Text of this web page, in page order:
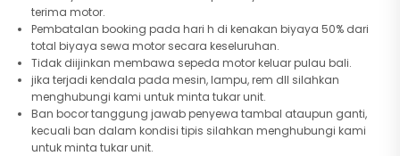
terima motor.
Pembatalan booking pada hari h di kenakan biyaya 50% dari
total biyaya sewa motor secara keseluruhan.
Tidak diijinkan membawa sepeda motor keluar pulau bali.
jika terjadi kendala pada mesin, lampu, rem dll silahkan
menghubungi kami untuk minta tukar unit.
Ban bocor tanggung jawab penyewa tambal ataupun ganti,
kecuali ban dalam kondisi tipis silahkan menghubungi kami
untuk minta tukar unit.